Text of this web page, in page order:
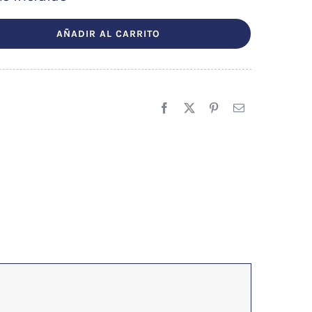
AÑADIR AL CARRITO